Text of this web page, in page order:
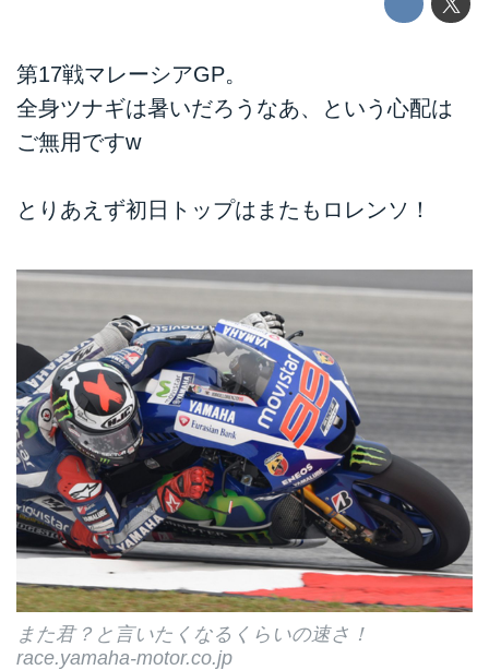
第17戦マレーシアGP。
全身ツナギは暑いだろうなあ、という心配は
ご無用ですw
とりあえず初日トップはまたもロレンソ！
また君？と言いたくなるくらいの速さ！
race.yamaha-motor.co.jp